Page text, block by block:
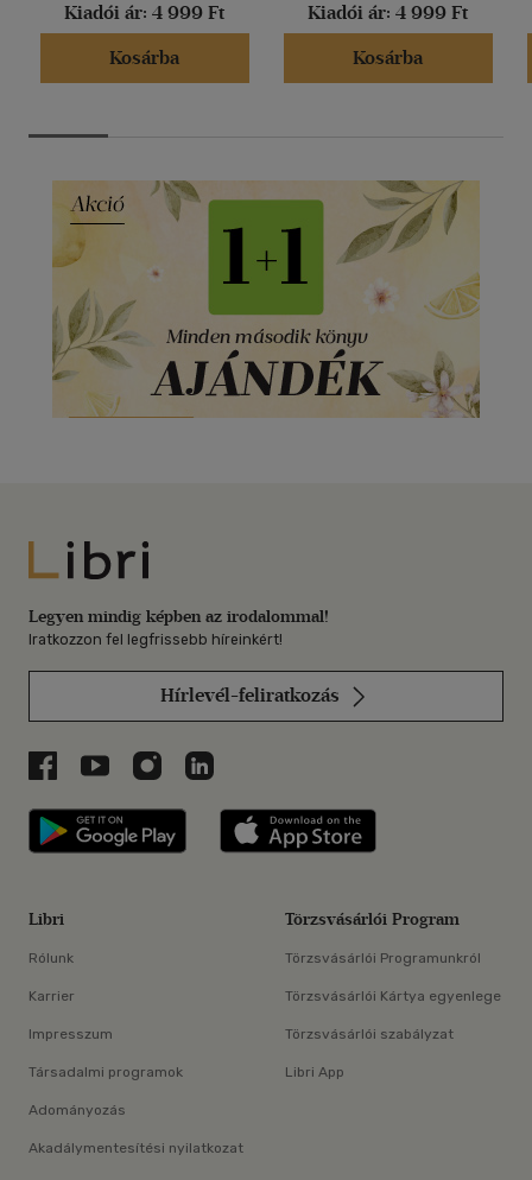
Kiadói ár: 4 999 Ft
Kosárba
Kiadói ár: 4 999 Ft
Kosárba
Libri
Legyen mindig képben az irodalommal!
Iratkozzon fel legfrissebb híreinkért!
Hírlevél-feliratkozás
Libri a Facebookon
Libri a Youtube-on
Libri az Instagramon
Libri a LinkedInen
Libri applikáció Szerezd meg: Google
Libri
Rólunk
Karrier
Impresszum
Társadalmi programok
Adományozás
Akadálymentesítési nyilatkozat
Törzsvásárlói Program
Törzsvásárlói Programunkról
Törzsvásárlói Kártya egyenlege
Törzsvásárlói szabályzat
Libri App